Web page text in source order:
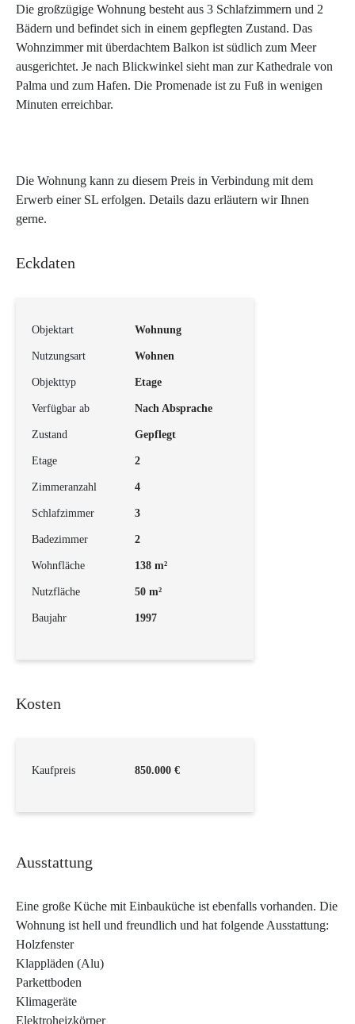
Die großzügige Wohnung besteht aus 3 Schlafzimmern und 2
Bädern und befindet sich in einem gepflegten Zustand. Das
Wohnzimmer mit überdachtem Balkon ist südlich zum Meer
ausgerichtet. Je nach Blickwinkel sieht man zur Kathedrale von
Palma und zum Hafen. Die Promenade ist zu Fuß in wenigen
Minuten erreichbar.
Die Wohnung kann zu diesem Preis in Verbindung mit dem
Erwerb einer SL erfolgen. Details dazu erläutern wir Ihnen
gerne.
Eckdaten
Objektart Wohnung
Nutzungsart Wohnen
Objekttyp Etage
Verfügbar ab Nach Absprache
Zustand Gepflegt
Etage 2
Zimmeranzahl 4
Schlafzimmer 3
Badezimmer 2
Wohnfläche 138 m²
Nutzfläche 50 m²
Baujahr 1997
Kosten
Kaufpreis 850.000 €
Ausstattung
Eine große Küche mit Einbauküche ist ebenfalls vorhanden. Die
Wohnung ist hell und freundlich und hat folgende Ausstattung:
Holzfenster
Klappläden (Alu)
Parkettboden
Klimageräte
Elektroheizkörper